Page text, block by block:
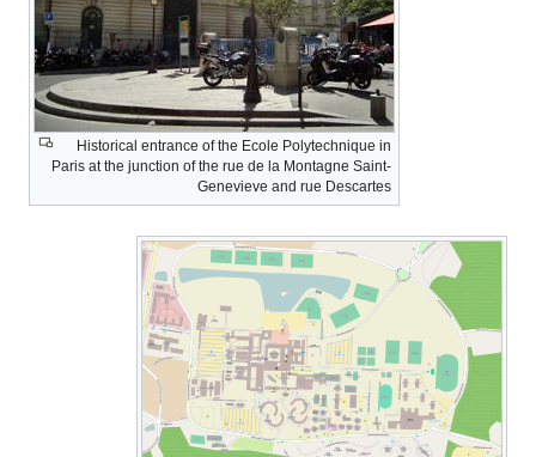
Historical entrance of the Ecole Polytechnique in
Paris at the junction of the rue de la Montagne Saint-
Genevieve and rue Descartes